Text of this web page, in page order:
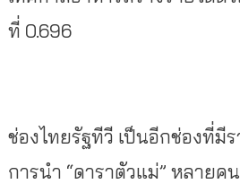
ที่ 0.696
ช่องไทยรัฐทีวี เป็นอีกช่องที่มี
การนำ “ดาราตัวแม่” หลาย